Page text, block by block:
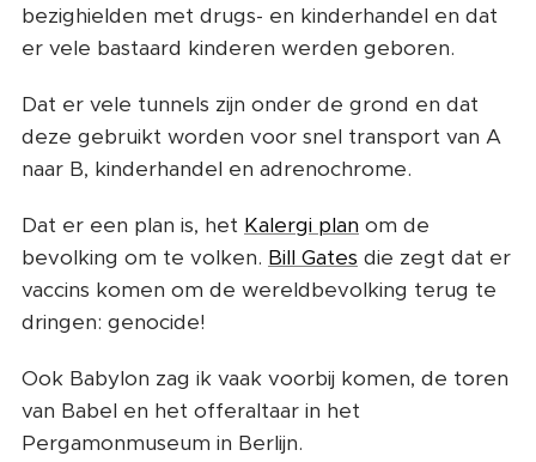
bezighielden met drugs- en kinderhandel en dat
er vele bastaard kinderen werden geboren.
Dat er vele tunnels zijn onder de grond en dat
deze gebruikt worden voor snel transport van A
naar B, kinderhandel en adrenochrome.
Dat er een plan is, het Kalergi plan om de
bevolking om te volken. Bill Gates die zegt dat er
vaccins komen om de wereldbevolking terug te
dringen: genocide!
Ook Babylon zag ik vaak voorbij komen, de toren
van Babel en het offeraltaar in het
Pergamonmuseum in Berlijn.